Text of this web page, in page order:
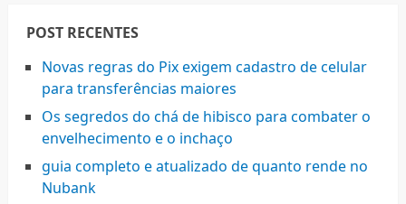
POST RECENTES
Novas regras do Pix exigem cadastro de celular
para transferências maiores
Os segredos do chá de hibisco para combater o
envelhecimento e o inchaço
guia completo e atualizado de quanto rende no
Nubank